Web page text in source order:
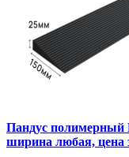
Пандус
ширина любая, цена